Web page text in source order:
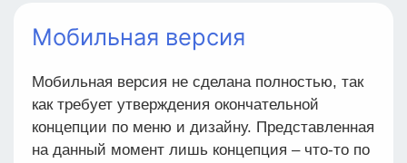
Мобильная версия
Мобильная версия не сделана полностью, так
как требует утверждения окончательной
концепции по меню и дизайну. Представленная
на данный момент лишь концепция – что-то по